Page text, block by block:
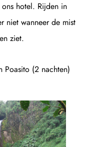
hotel. Rijden in
niet wanneer de mist
ziet.
Poasito (2 nachten)